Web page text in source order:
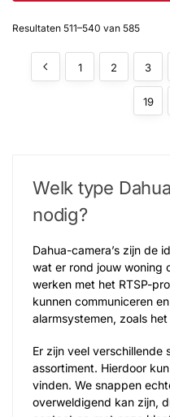
Resultaten 511–540 van 585
1 2 3
19
Welk type
nodig?
Dahua-camera’s zijn de
wat er rond jouw woning
werken met het RTSP-
kunnen communiceren
alarmsystemen, zoals
Er zijn veel verschillende
assortiment. Hierdoor
vinden. We snappen
overweldigend kan zijn,